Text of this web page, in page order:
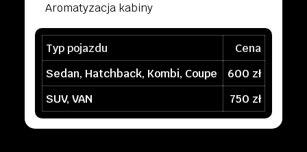
Aromatyzacja kabiny
Typ pojazdu
Cena
Sedan, Hatchback, Kombi, Coupe
600 zł
SUV, VAN
750 zł